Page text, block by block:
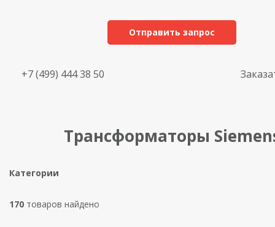
Отправить запрос
+7 (499) 444 38 50
Трансформаторы
Категории
170 товаров найдено